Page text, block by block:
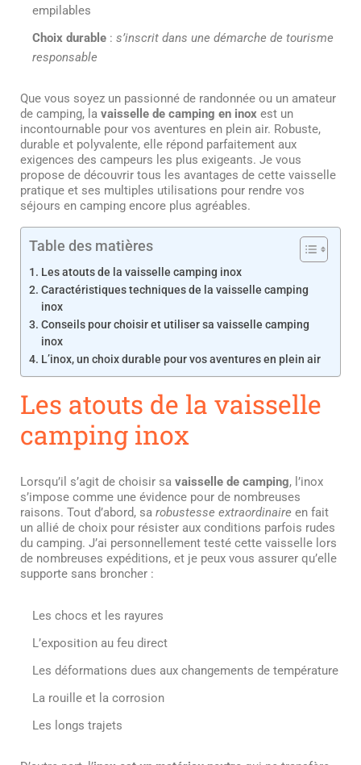
empilables
Choix durable : s’inscrit dans une démarche de tourisme
responsable
Que vous soyez un passionné de randonnée ou un amateur
de camping, la vaisselle de camping en inox est un
incontournable pour vos aventures en plein air. Robuste,
durable et polyvalente, elle répond parfaitement aux
exigences des campeurs les plus exigeants. Je vous
propose de découvrir tous les avantages de cette vaisselle
pratique et ses multiples utilisations pour rendre vos
séjours en camping encore plus agréables.
Table des matières
Les atouts de la vaisselle camping inox
Caractéristiques techniques de la vaisselle camping
inox
Conseils pour choisir et utiliser sa vaisselle camping
inox
L’inox, un choix durable pour vos aventures en plein air
Les atouts de la vaisselle
camping inox
Lorsqu’il s’agit de choisir sa vaisselle de camping, l’inox
s’impose comme une évidence pour de nombreuses
raisons. Tout d’abord, sa robustesse extraordinaire en fait
un allié de choix pour résister aux conditions parfois rudes
du camping. J’ai personnellement testé cette vaisselle lors
de nombreuses expéditions, et je peux vous assurer qu’elle
supporte sans broncher :
Les chocs et les rayures
L’exposition au feu direct
Les déformations dues aux changements de température
La rouille et la corrosion
Les longs trajets